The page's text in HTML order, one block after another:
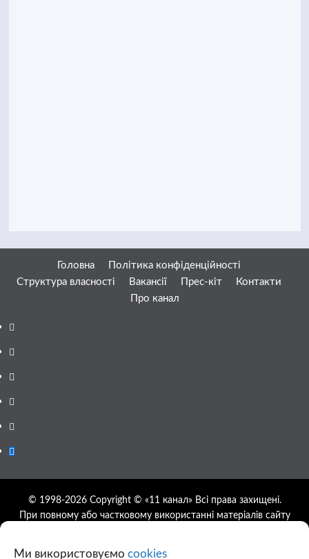
Ми використовуємо cookies
Головна
Політика конфіденційності
Структура власності
Вакансії Прес-кіт
Контакти
Про канал
Facebook
YouTube
Telegram
Instagram
Twitter
Google
© 1998-2026 Copyright © «11 канал» Всі права захищені.
При повному або частковому використанні матеріалів сайту